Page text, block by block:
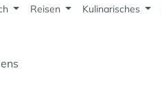
Reisen Kulinarisches